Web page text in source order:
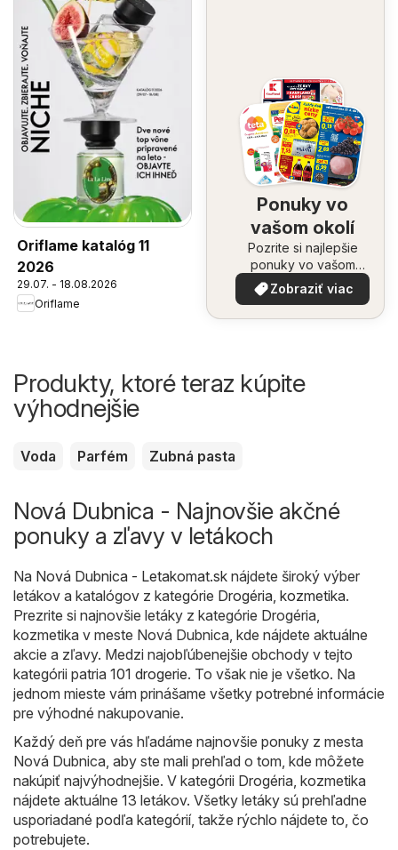
Oriflame katalóg 11
2026
29.07. - 18.08.2026
Oriflame
Ponuky vo
vašom okolí
Pozrite si najlepšie
ponuky vo vašom
okolí
Zobraziť viac
Produkty, ktoré teraz kúpite
výhodnejšie
Voda Parfém Zubná pasta
Nová Dubnica - Najnovšie akčné
ponuky a zľavy v letákoch
Na Nová Dubnica - Letakomat.sk nájdete široký výber
letákov a katalógov z kategórie Drogéria, kozmetika.
Prezrite si najnovšie letáky z kategórie Drogéria,
kozmetika v meste Nová Dubnica, kde nájdete aktuálne
akcie a zľavy. Medzi najobľúbenejšie obchody v tejto
kategórii patria 101 drogerie. To však nie je všetko. Na
jednom mieste vám prinášame všetky potrebné informácie
pre výhodné nakupovanie.
Každý deň pre vás hľadáme najnovšie ponuky z mesta
Nová Dubnica, aby ste mali prehľad o tom, kde môžete
nakúpiť najvýhodnejšie. V kategórii Drogéria, kozmetika
nájdete aktuálne 13 letákov. Všetky letáky sú prehľadne
usporiadané podľa kategórií, takže rýchlo nájdete to, čo
potrebujete.